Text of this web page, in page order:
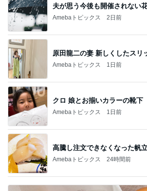
夫が思う今後も開催されない
Amebaトピックス 2日前
原田龍二の妻 新しくしたスリ
Amebaトピックス 1日前
クロ 娘とお揃いカラーの靴下
Amebaトピックス 1日前
高騰し注文できなくなった帆
Amebaトピックス 24時間前